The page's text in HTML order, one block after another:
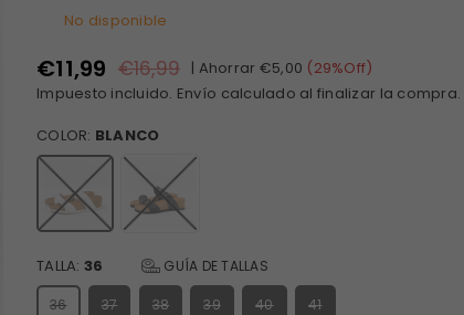
No disponible
Precio
habitual
€11,99 €16,99 | Ahorrar €5,00 (29%Off)
Impuesto incluido. Envío calculado al finalizar la compra.
COLOR: BLANCO
TALLA: 36 GUÍA DE TALLAS
36 37 38 39 40 41